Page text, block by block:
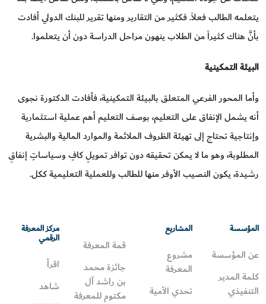
يتعلمه الطالب فعلاً. فكثير من التقارير ومنها تقرير للبنك الدولي أفادت
بأنَّ هناك كثيراً من الطلاب ينهون مراحل الدراسة دون أن يتعلموا.
البيئة التمكينية
وأما المحور الفرعي المتعلق بالبيئة التمكينية، فأفادت الدكتورة نجوى
أنه يشمل الإنفاق على التعليم، بوصف التعليم أهم عملية استثمارية
وإنتاجية تحتاج إلى تهيئة الظروف الملائمة والموارد المالية والبشرية
المطلوبة، وهو ما لا يمكن تحقيقه دون توافر تمويلٍ كافٍ وسياساتِ إنفاقٍ
رشيدة، يكون النصيب الأوفر منها للطالب وللعملية التعليمية ككل.
المؤسسة
عن المؤسسة
كلمة المدير
التنفيذي
المشاريع
مشروع
المعرفة
تحدي الأمية
قمة المعرفة
جائزة محمد
بن راشد آل
مكتوم للمعرفة
مركز المعرفة
الرقمي
اقرأ
شاهد